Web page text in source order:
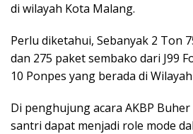
di wilayah Kota Malang.
Perlu diketahui, Sebanyak 2 Ton
dan 275 paket sembako dari J99
10 Ponpes yang berada di
Di penghujung acara AKBP
santri dapat menjadi role mode